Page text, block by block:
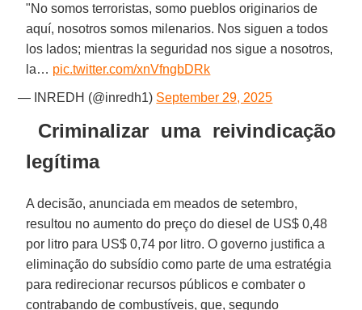
"No somos terroristas, somo pueblos originarios de
aquí, nosotros somos milenarios. Nos siguen a todos
los lados; mientras la seguridad nos sigue a nosotros,
la… pic.twitter.com/xnVfngbDRk
— INREDH (@inredh1) September 29, 2025
Criminalizar uma reivindicação
legítima
A decisão, anunciada em meados de setembro,
resultou no aumento do preço do diesel de US$ 0,48
por litro para US$ 0,74 por litro. O governo justifica a
eliminação do subsídio como parte de uma estratégia
para redirecionar recursos públicos e combater o
contrabando de combustíveis, que, segundo